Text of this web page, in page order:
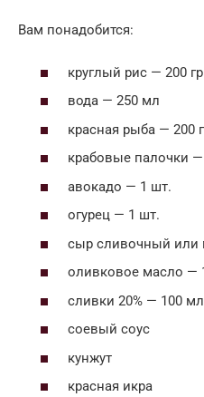
Вам понадобится:
круглый рис — 200
вода — 250 мл
красная рыба — 200
крабовые палочки —
авокадо — 1 шт.
огурец — 1 шт.
сыр сливочный или
оливковое масло —
сливки 20% — 100
соевый соус
кунжут
красная икра